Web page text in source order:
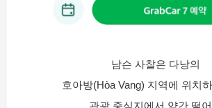
남슨 사찰은 다낭의
호아방(Hòa Vang) 지역에 위치
관광 중심지에서 약간 떨